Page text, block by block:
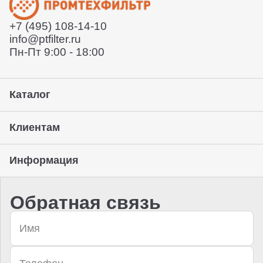
забрать его с нашего склада (самовывоз)
Предоставление гарантии, подписание закрывающих
документов
+7 (495) 108-14-10
info@ptfilter.ru
Пн-Пт 9:00 - 18:00
Каталог
Клиентам
Информация
Обратная связь